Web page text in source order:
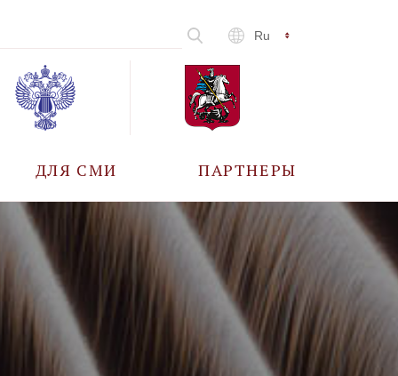
Ru
ДЛЯ СМИ
АККРЕДИТАЦИЯ
ПАРТНЕРЫ